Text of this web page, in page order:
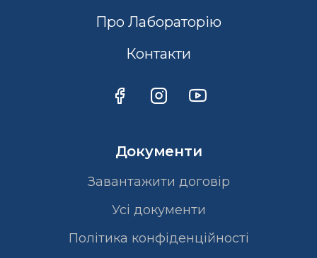
Про Лабораторію
Контакти
Документи
Завантажити договір
Усі документи
Політика конфіденційності